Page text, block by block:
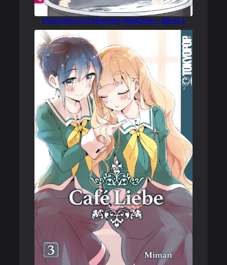
Interviews mit Monster-Mädchen – Band 4